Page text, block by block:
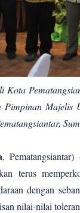
Kota
Pimpinan Majelis
,
terus
dengan
nilai-nilai